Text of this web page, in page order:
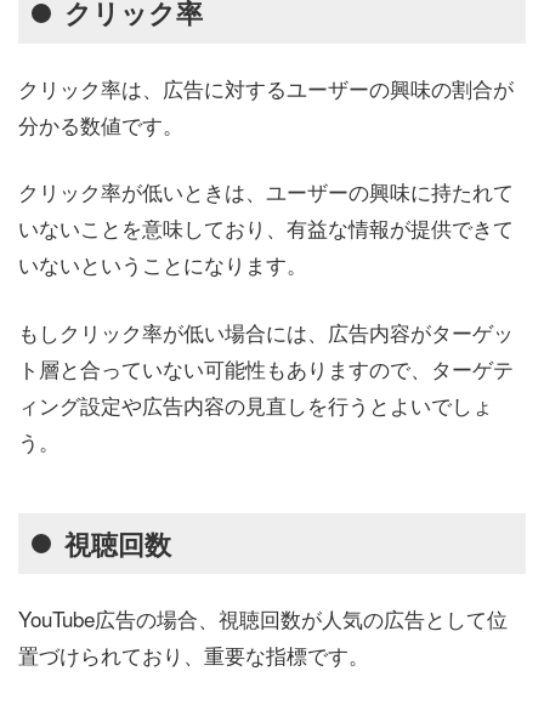
クリック率
クリック率は、広告に対するユーザーの興味の割合が
分かる数値です。
クリック率が低いときは、ユーザーの興味に持たれて
いないことを意味しており、有益な情報が提供できて
いないということになります。
もしクリック率が低い場合には、広告内容がターゲッ
ト層と合っていない可能性もありますので、ターゲテ
ィング設定や広告内容の見直しを行うとよいでしょ
う。
視聴回数
YouTube広告の場合、視聴回数が人気の広告として位
置づけられており、重要な指標です。